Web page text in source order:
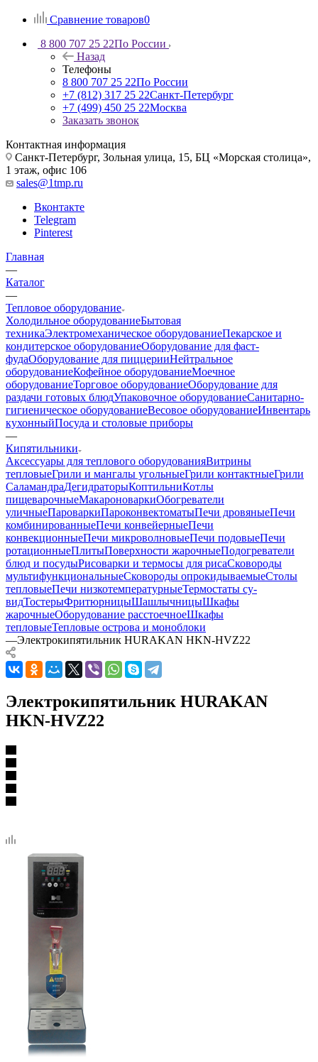
Сравнение товаров0
8 800 707 25 22По России
Назад
Телефоны
8 800 707 25 22По России
+7 (812) 317 25 22Санкт-Петербург
+7 (499) 450 25 22Москва
Заказать звонок
Контактная информация
Санкт-Петербург, Зольная улица, 15, БЦ «Морская столица»,
1 этаж, офис 106
sales@1tmp.ru
Вконтакте
Telegram
Pinterest
Главная
—
Каталог
—
Тепловое оборудование
Холодильное оборудованиеБытовая
техникаЭлектромеханическое оборудованиеПекарское и
кондитерское оборудованиеОборудование для фаст-
фудаОборудование для пиццерииНейтральное
оборудованиеКофейное оборудованиеМоечное
оборудованиеТорговое оборудованиеОборудование для
раздачи готовых блюдУпаковочное оборудованиеСанитарно-
гигиеническое оборудованиеВесовое оборудованиеИнвентарь
кухонныйПосуда и столовые приборы
—
Кипятильники
Аксессуары для теплового оборудованияВитрины
тепловыеГрили и мангалы угольныеГрили контактныеГрили
СаламандраДегидраторыКоптильниКотлы
пищеварочныеМакароноваркиОбогреватели
уличныеПароваркиПароконвектоматыПечи дровяныеПечи
комбинированныеПечи конвейерныеПечи
конвекционныеПечи микроволновыеПечи подовыеПечи
ротационныеПлитыПоверхности жарочныеПодогреватели
блюд и посудыРисоварки и термосы для рисаСковороды
мультифункциональныеСковороды опрокидываемыеСтолы
тепловыеПечи низкотемпературныеТермостаты су-
видТостерыФритюрницыШашлычницыШкафы
жарочныеОборудование расстоечноеШкафы
тепловыеТепловые острова и моноблоки
—Электрокипятильник HURAKAN HKN-HVZ22
Электрокипятильник HURAKAN
HKN-HVZ22